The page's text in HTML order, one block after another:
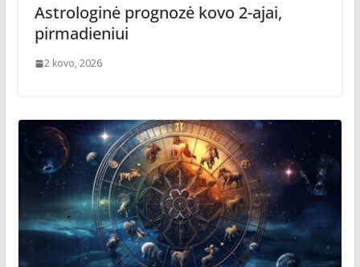
Astrologinė prognozė kovo 2-ajai,
pirmadieniui
2 kovo, 2026